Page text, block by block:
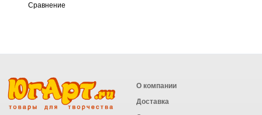
Сравнение
О компании
Доставка